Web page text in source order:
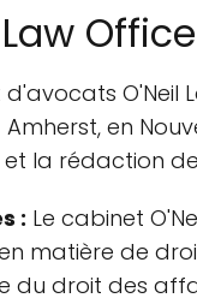
Law
O'Neil
en
la rédaction
: Le cabinet
matière de
du droit des